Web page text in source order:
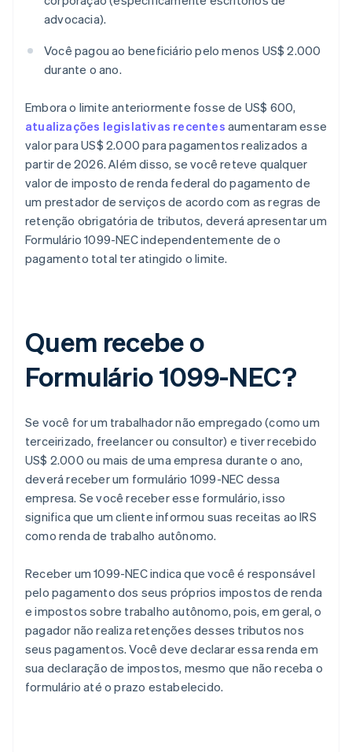
advocacia).
Você pagou ao beneficiário pelo menos US$ 2.000
durante o ano.
Embora o limite anteriormente fosse de US$ 600,
atualizações legislativas recentes aumentaram esse
valor para US$ 2.000 para pagamentos realizados a
partir de 2026. Além disso, se você reteve qualquer
valor de imposto de renda federal do pagamento de
um prestador de serviços de acordo com as regras de
retenção obrigatória de tributos, deverá apresentar um
Formulário 1099-NEC independentemente de o
pagamento total ter atingido o limite.
Quem recebe o
Formulário 1099-NEC?
Se você for um trabalhador não empregado (como um
terceirizado, freelancer ou consultor) e tiver recebido
US$ 2.000 ou mais de uma empresa durante o ano,
deverá receber um formulário 1099-NEC dessa
empresa. Se você receber esse formulário, isso
significa que um cliente informou suas receitas ao IRS
como renda de trabalho autônomo.
Receber um 1099-NEC indica que você é responsável
pelo pagamento dos seus próprios impostos de renda
e impostos sobre trabalho autônomo, pois, em geral, o
pagador não realiza retenções desses tributos nos
seus pagamentos. Você deve declarar essa renda em
sua declaração de impostos, mesmo que não receba o
formulário até o prazo estabelecido.